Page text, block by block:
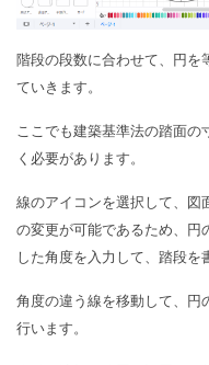
階段の段数に合わせて、円を
ていきます。
ここでも建築基準法の踏面
く必要があります。
線のアイコンを選択して、図
の変更が可能であるため、円
した角度を入力して、踏段を
角度の違う線を移動して、円
行います。